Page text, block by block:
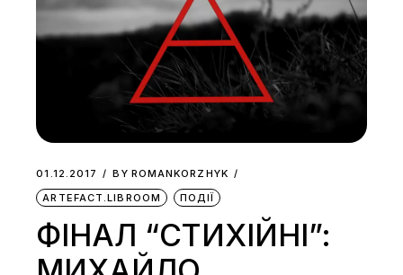
01.12.2017 BY ROMANKORZHYK
ARTEFACT.LIBROOM
ПОДІЇ
ФІНАЛ “СТИХІЙНІ”: